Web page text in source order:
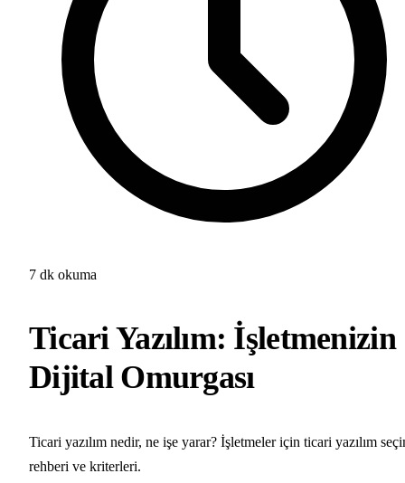
7 dk okuma
Ticari Yazılım: İşletmenizin
Dijital Omurgası
Ticari yazılım nedir, ne işe yarar? İşletmeler için ticari yazılım
rehberi ve kriterleri.